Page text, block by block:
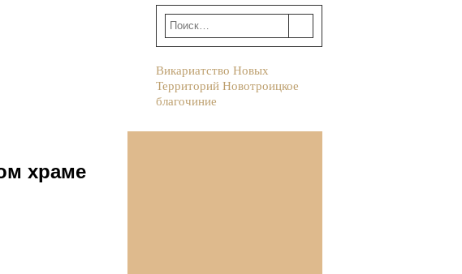
Викариатство Новых
Территорий Новотроицкое
благочиние
храме